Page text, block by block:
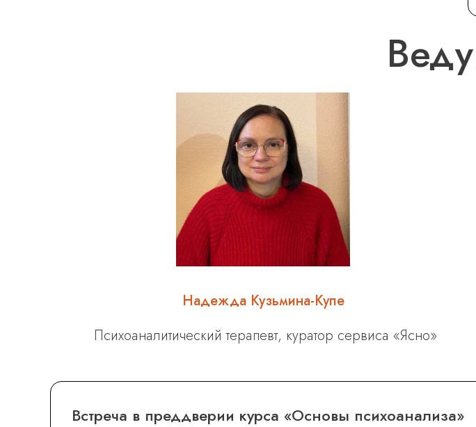
Надежда Кузьмина-Купе
Психоаналитический терапевт, куратор сервиса «Ясно»
Встреча в преддверии курса «Основы психоанализа»